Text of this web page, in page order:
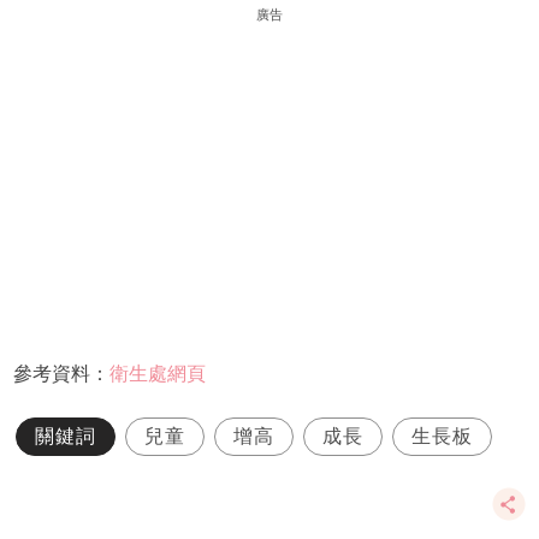
廣告
參考資料： 衛生處網頁
關鍵詞 兒童 增高 成長 生長板